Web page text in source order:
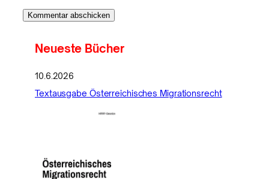
Neueste Bücher
10.6.2026
Textausgabe Österreichisches Migrationsrecht